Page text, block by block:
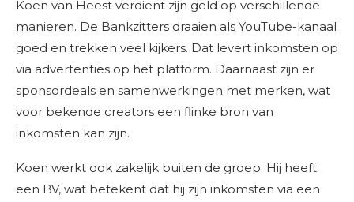
Koen van Heest verdient zijn geld op verschillende
manieren. De Bankzitters draaien als YouTube-kanaal
goed en trekken veel kijkers. Dat levert inkomsten op
via advertenties op het platform. Daarnaast zijn er
sponsordeals en samenwerkingen met merken, wat
voor bekende creators een flinke bron van
inkomsten kan zijn.
Koen werkt ook zakelijk buiten de groep. Hij heeft
een BV, wat betekent dat hij zijn inkomsten via een